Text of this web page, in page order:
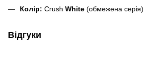
Колір: Crush White (обмежена серія)
Відгуки